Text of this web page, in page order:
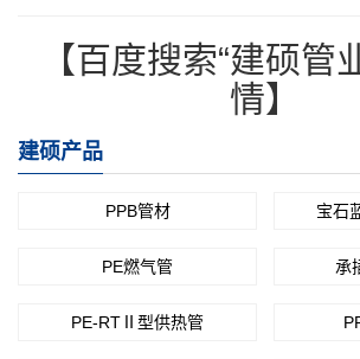
【百度搜索“建硕管
情】
建硕产品
PPB管材 宝石
PE燃气管 承
PE-RTⅡ型供热管